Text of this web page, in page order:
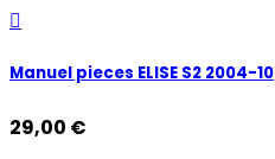

Manuel pieces ELISE S2 2004-10
29,00 €